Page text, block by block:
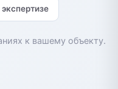
к вашему объекту.